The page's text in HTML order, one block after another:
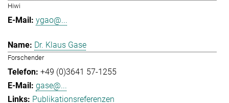
Hiwi
ygao@...
Dr. Klaus Gase
Forschender
+49 (0)3641 57-1255
gase@...
Publikationsreferenzen